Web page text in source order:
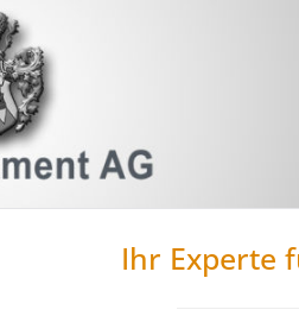
Ihr Experte